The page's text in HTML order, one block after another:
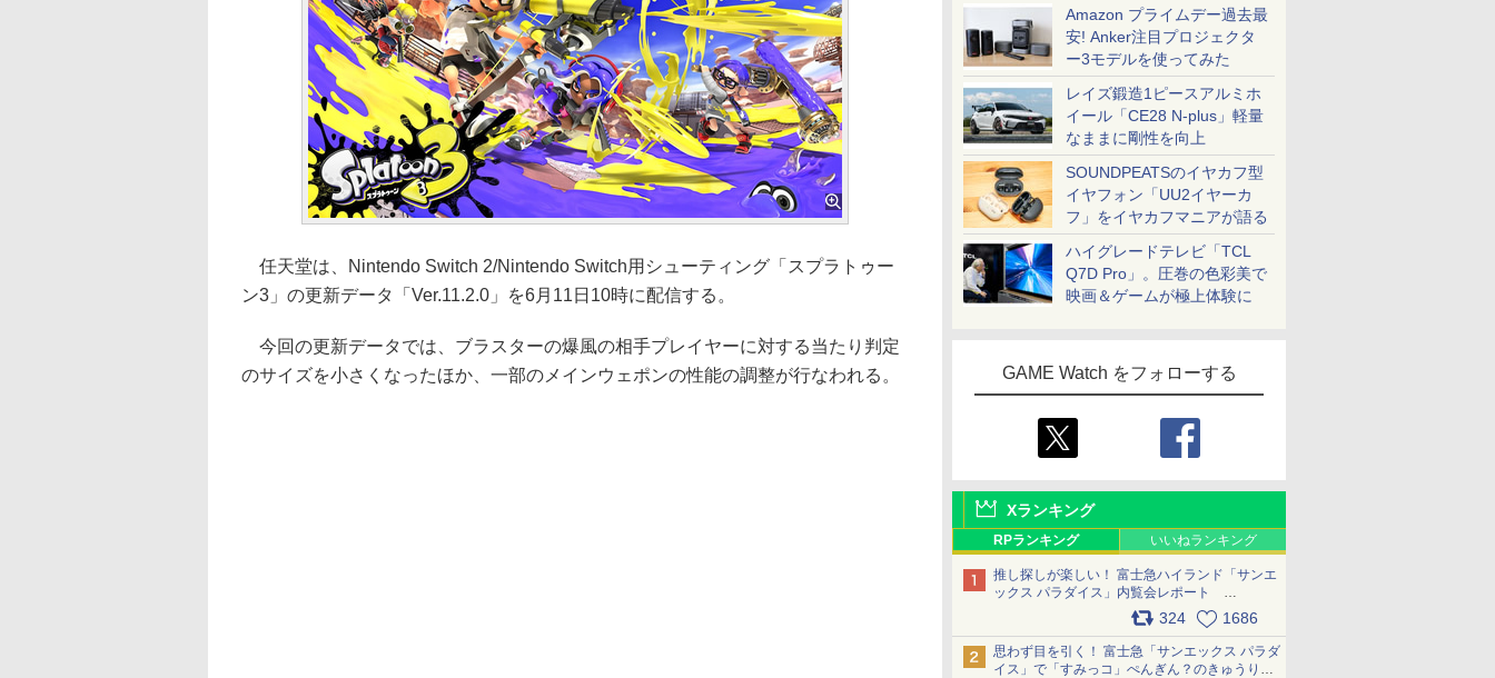
Amazon プライムデー過去最
安! Anker注目プロジェクタ
ー3モデルを使ってみた
レイズ鍛造1ピースアルミホ
イール「CE28 N-plus」軽量
なままに剛性を向上
SOUNDPEATSのイヤカフ型
イヤフォン「UU2イヤーカ
フ」をイヤカフマニアが語る
ハイグレードテレビ「TCL
Q7D Pro」。圧巻の色彩美で
映画＆ゲームが極上体験に
GAME Watch をフォローする
Xランキング
RPランキング いいねランキング
推し探しが楽しい！ 富士急ハイランド「サンエ
ックス パラダイス」内覧会レポート
324 1686
思わず目を引く！ 富士急「サンエックス パラダ
イス」で「すみっコ」ぺんぎん？のきゅうりド
任天堂は、Nintendo Switch 2/Nintendo Switch用シューティング「スプラトゥー
ン3」の更新データ「Ver.11.2.0」を6月11日10時に配信する。
今回の更新データでは、ブラスターの爆風の相手プレイヤーに対する当たり判定
のサイズを小さくなったほか、一部のメインウェポンの性能の調整が行なわれる。